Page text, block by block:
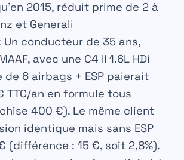
2015, réduit prime de 2 à
et Generali
Un conducteur de 35 ans,
avec une C4 II 1.6L HDi
de 6 airbags + ESP paierait
TTC/an en formule tous
400 €). Le même client
identique mais sans ESP
(différence : 15 €, soit 2,8%).